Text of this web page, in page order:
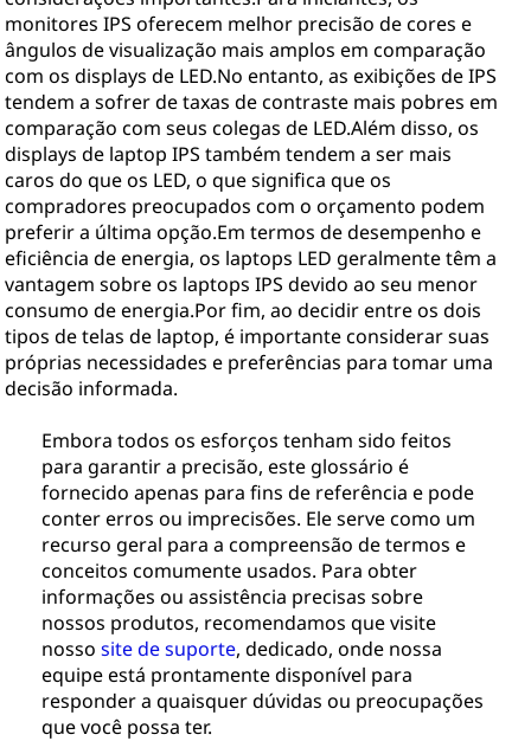
monitores IPS oferecem melhor precisão de cores e
ângulos de visualização mais amplos em comparação
com os displays de LED.No entanto, as exibições de IPS
tendem a sofrer de taxas de contraste mais pobres em
comparação com seus colegas de LED.Além disso, os
displays de laptop IPS também tendem a ser mais
caros do que os LED, o que significa que os
compradores preocupados com o orçamento podem
preferir a última opção.Em termos de desempenho e
eficiência de energia, os laptops LED geralmente têm a
vantagem sobre os laptops IPS devido ao seu menor
consumo de energia.Por fim, ao decidir entre os dois
tipos de telas de laptop, é importante considerar suas
próprias necessidades e preferências para tomar uma
decisão informada.
Embora todos os esforços tenham sido feitos
para garantir a precisão, este glossário é
fornecido apenas para fins de referência e pode
conter erros ou imprecisões. Ele serve como um
recurso geral para a compreensão de termos e
conceitos comumente usados. Para obter
informações ou assistência precisas sobre
nossos produtos, recomendamos que visite
nossosite de suporte, dedicado, onde nossa
equipe está prontamente disponível para
responder a quaisquer dúvidas ou preocupações
que você possa ter.